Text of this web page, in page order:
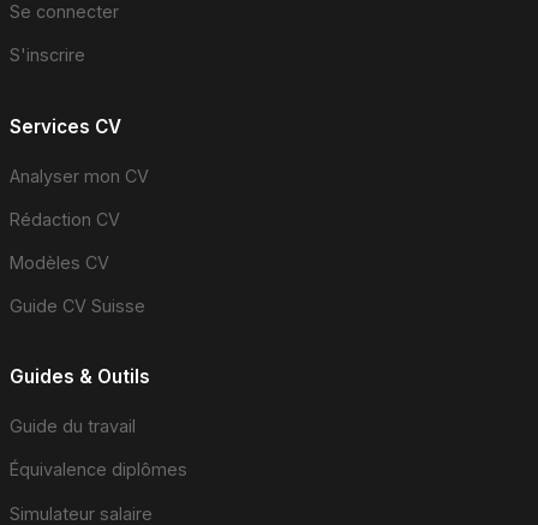
Se connecter
S'inscrire
Services CV
Analyser mon CV
Rédaction CV
Modèles CV
Guide CV Suisse
Guides & Outils
Guide du travail
Équivalence diplômes
Simulateur salaire